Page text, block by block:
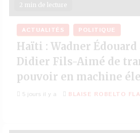
2 min de lecture
ACTUALITÉS POLITIQUE
Haïti : Wadner
Didier Fils-Aimé de
pouvoir en machine
5 jours il y a BLAISE ROBELTO